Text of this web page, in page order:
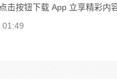
击按钮下载 App 立享精彩内容
01:49